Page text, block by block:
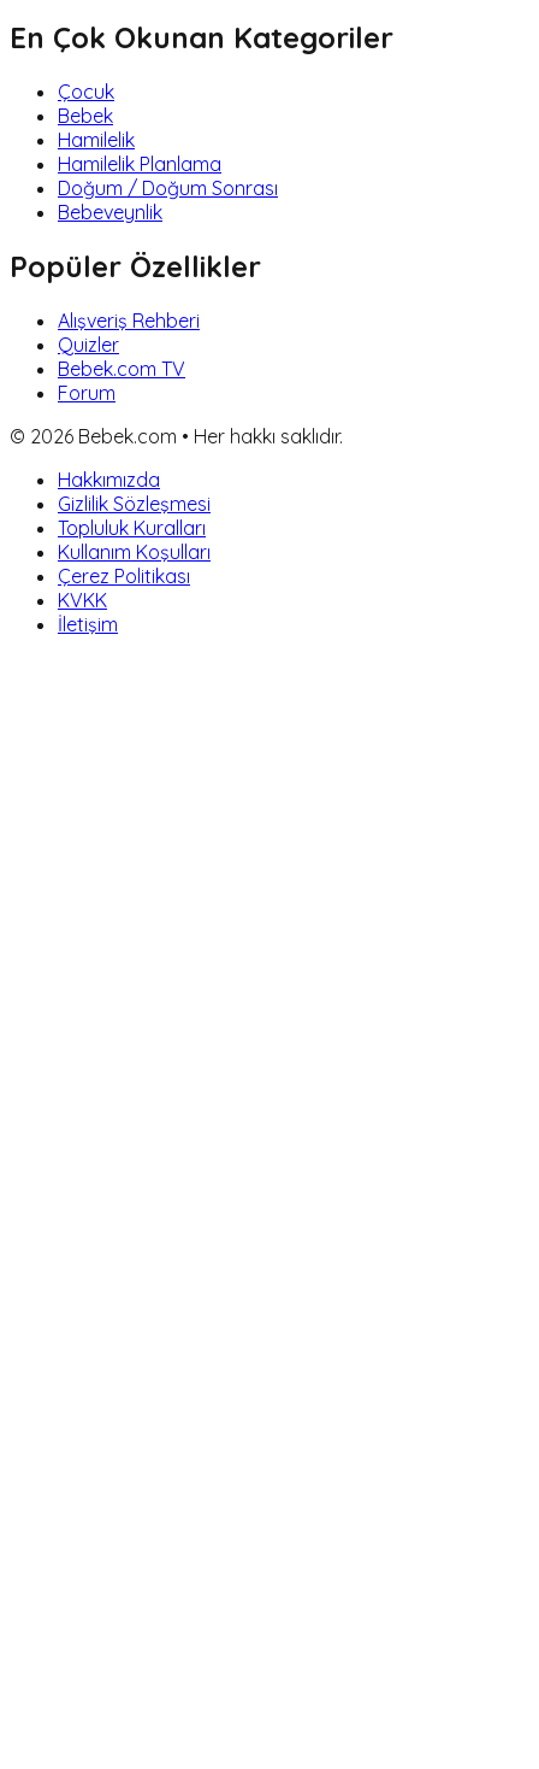
En Çok Okunan Kategoriler
Çocuk
Bebek
Hamilelik
Hamilelik Planlama
Doğum / Doğum Sonrası
Bebeveynlik
Popüler Özellikler
Alışveriş Rehberi
Quizler
Bebek.com TV
Forum
© 2026 Bebek.com • Her hakkı saklıdır.
Hakkımızda
Gizlilik Sözleşmesi
Topluluk Kuralları
Kullanım Koşulları
Çerez Politikası
KVKK
İletişim